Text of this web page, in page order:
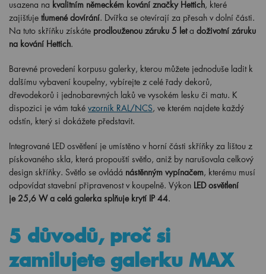
usazena na kvalitním německém kování značky Hettich, které
zajišťuje tlumené dovírání. Dvířka se otevírají za přesah v dolní části.
Na tuto skříňku získáte prodlouženou záruku 5 let a doživotní záruku
na kování Hettich.
Barevné provedení korpusu galerky, kterou můžete jednoduše ladit k
dalšímu vybavení koupelny, vybírejte z celé řady dekorů,
dřevodekorů i jednobarevných laků ve vysokém lesku či matu. K
dispozici je vám také vzorník RAL/NCS, ve kterém najdete každý
odstín, který si dokážete představit.
Integrované LED osvětlení je umístěno v horní části skříňky za lištou z
pískovaného skla, která propouští světlo, aniž by narušovala celkový
design skříňky. Světlo se ovládá nástěnným vypínačem, kterému musí
odpovídat stavební připravenost v koupelně. Výkon LED osvětlení
je 25,6 W a celá galerka splňuje krytí IP 44.
5 důvodů, proč si
zamilujete galerku MAX